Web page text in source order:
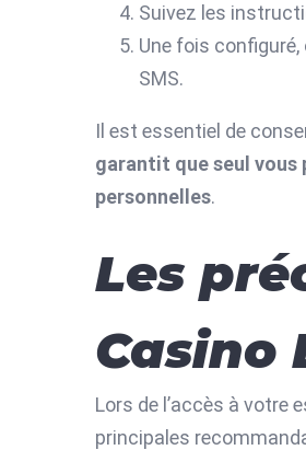
Suivez les
Une fois
SMS.
Il est essentiel de
garantit que seul vous
personnelles.
Les
Casino
Lors de l’accès à votre
principales